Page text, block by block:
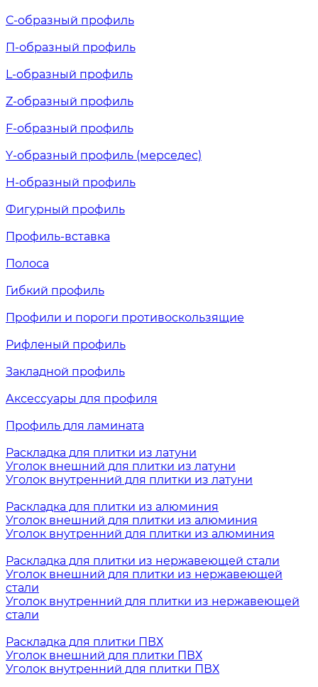
С-образный профиль
П-образный профиль
L-образный профиль
Z-образный профиль
F-образный профиль
Y-образный профиль (мерседес)
H-образный профиль
Фигурный профиль
Профиль-вставка
Полоса
Гибкий профиль
Профили и пороги противоскользящие
Рифленый профиль
Закладной профиль
Аксессуары для профиля
Профиль для ламината
Раскладка для плитки из латуни
Уголок внешний для плитки из латуни
Уголок внутренний для плитки из латуни
Раскладка для плитки из алюминия
Уголок внешний для плитки из алюминия
Уголок внутренний для плитки из алюминия
Раскладка для плитки из нержавеющей стали
Уголок внешний для плитки из нержавеющей
стали
Уголок внутренний для плитки из нержавеющей
стали
Раскладка для плитки ПВХ
Уголок внешний для плитки ПВХ
Уголок внутренний для плитки ПВХ